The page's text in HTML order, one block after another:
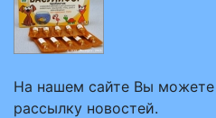
На нашем сайте Вы можете
рассылку новостей.